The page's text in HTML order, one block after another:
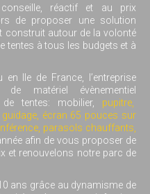
réactif et au prix
de proposer une solution
construit autour de la volonté
tentes à tous les budgets et à
en Ile de France, l’entreprise
matériel évènementiel
tentes: mobilier, pupitre,
écran 65 pouces sur
, parasols chauffants,
afin de vous proposer de
et renouvelons notre parc de
ans grâce au dynamisme de